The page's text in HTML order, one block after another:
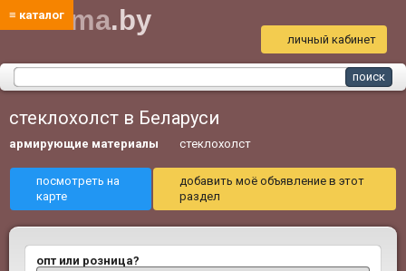
≡ каталог
bud ma.by
личный кабинет
стеклохолст в Беларуси
армирующие материалы стеклохолст
посмотреть на
карте
добавить моё объявление в этот
раздел
опт или розница?